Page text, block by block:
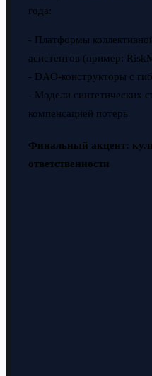
года:
- Платформы
асистентов (пример:
- DAO-конструкторы с
- Модели синтетических
компенсацией потерь
Финальный акцент:
ответственности